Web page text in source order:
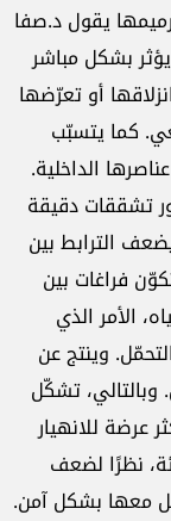
يقول د.صفا
بشكل مباشر
أو تعرّضها
كما يتسبّب
الداخلية.
تشققات دقيقة
الترابط بين
فراغات بين
الأمر الذي
وينتج عن
تشكّل
عرضة للانهيار
نظرًا لضعف
معها بشكل آمن.